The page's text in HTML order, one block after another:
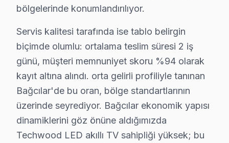
Bağcılar Techwood TV Temizlik ve Bakım –
Televizyon arızalarının büyük kısmı ihmal edilen
Bakım işlemlerimiz:
• Bağcılar'de toz ve ısı yönetimi optimizasyonu
• Güç kartı kondansatör ön kontrolü — Bağcılar
• Bağcılar'de ekran pikseli ve renk kalibrasyonu
• Ses sistemi ve hoparlör temizliği — Bağcılar
• Bağcılar'de bağlantı portları ve konektör bakımı
bölgelerinde konumlandırılıyor.
Servis kalitesi tarafında ise tablo belirgin
biçimde olumlu: ortalama teslim süresi 2 iş
günü, müşteri memnuniyet skoru %94 olarak
kayıt altına alındı. orta gelirli profiliyle tanınan
Bağcılar'de bu oran, bölge standartlarının
üzerinde seyrediyor. Bağcılar ekonomik yapısı
dinamiklerini göz önüne aldığımızda
Techwood LED akıllı TV sahipliği yüksek; bu